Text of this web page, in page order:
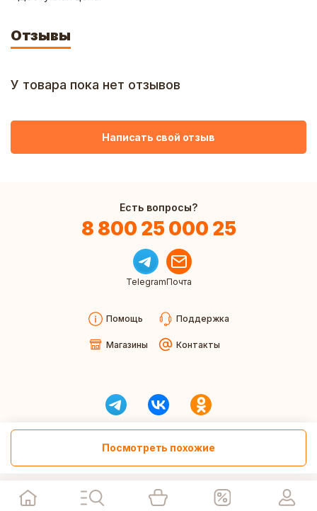
Посмотреть похожие
Отзывы
У товара пока нет отзывов
Написать свой отзыв
Есть вопросы?
8 800 25 000 25
TelegramПочта
Помощь Поддержка
Магазины Контакты